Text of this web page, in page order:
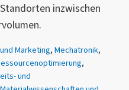
inzwischen
Marketing, Mechatronik,
,
und